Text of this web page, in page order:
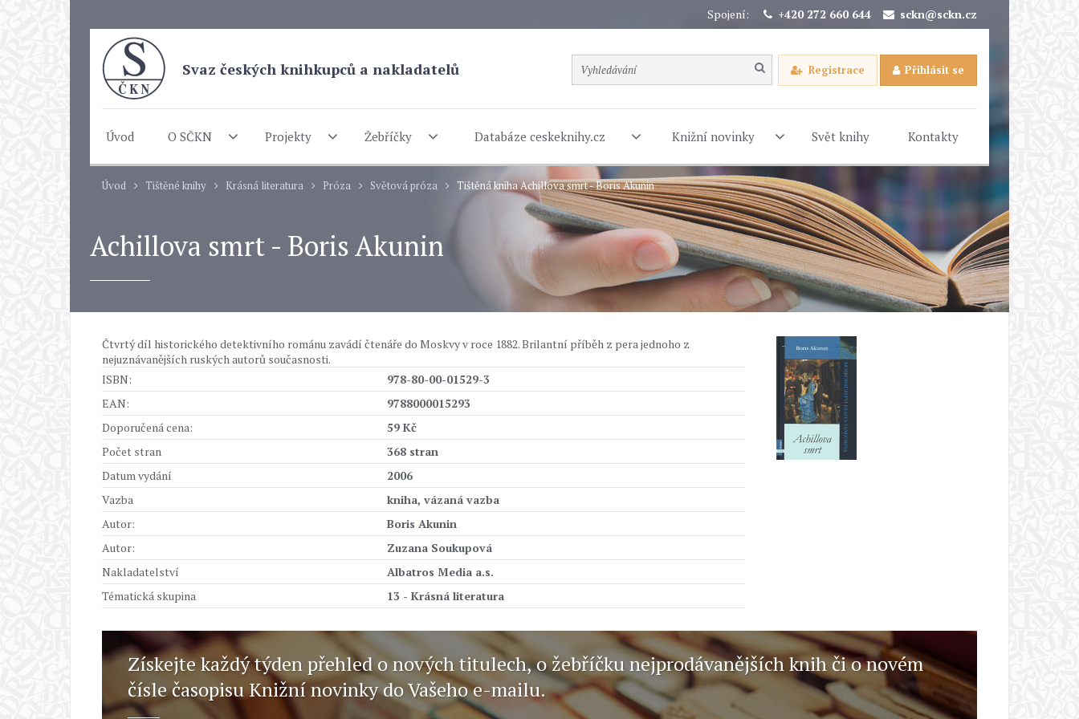
Spojení: +420 272 660 644 sckn@sckn.cz
Svaz českých knihkupců a nakladatelů Registrace Přihlásit se
Úvod O SČKN Projekty Žebříčky Databáze ceskeknihy.cz Knižní novinky Svět knihy Kontakty
Úvod Tištěné knihy Krásná literatura Próza Světová próza Tištěná kniha Achillova smrt - Boris Akunin
Achillova smrt - Boris Akunin
Čtvrtý díl historického detektivního románu zavádí čtenáře do Moskvy v roce 1882. Brilantní příběh z pera jednoho z
nejuznávanějších ruských autorů současnosti.
ISBN:
978-80-00-01529-3
EAN:
9788000015293
Doporučená cena:
59 Kč
Počet stran
368 stran
Datum vydání
2006
Vazba
kniha, vázaná vazba
Autor:
Boris Akunin
Autor:
Zuzana Soukupová
Nakladatelství
Albatros Media a.s.
Tématická skupina
13 - Krásná literatura
Získejte každý týden přehled o nových titulech, o žebříčku nejprodávanějších knih či o novém
čísle časopisu Knižní novinky do Vašeho e-mailu.